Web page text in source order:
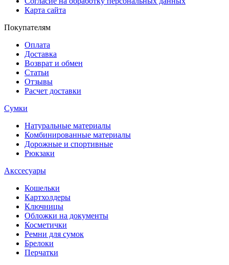
Карта сайта
Покупателям
Оплата
Доставка
Возврат и обмен
Статьи
Отзывы
Расчет доставки
Сумки
Натуральные материалы
Комбинированные материалы
Дорожные и спортивные
Рюкзаки
Акссесуары
Кошельки
Картхолдеры
Ключницы
Обложки на документы
Косметички
Ремни для сумок
Брелоки
Перчатки